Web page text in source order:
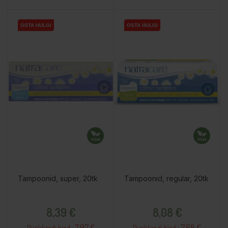
OSTA HULGI
OSTA HULGI
OSTA HULGI
Tampoonid, super, 20tk
8,39 €
OSTA HULGI
OSTA HULGI
OSTA HULGI
Tampoonid, regular, 20tk
8,08 €